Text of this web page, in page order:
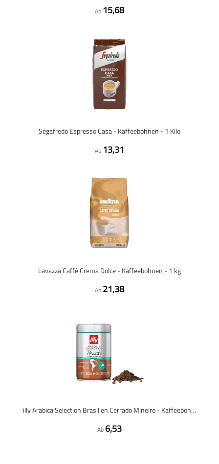
Ab 15,68
Segafredo Espresso Casa - Kaffeebohnen - 1 Kilo
Ab 13,31
Lavazza Caffè Crema Dolce - Kaffeebohnen - 1 kg
Ab 21,38
illy Arabica Selection Brasilien Cerrado Mineiro - Kaffeebohnen - 250 Gramm
Ab 6,53